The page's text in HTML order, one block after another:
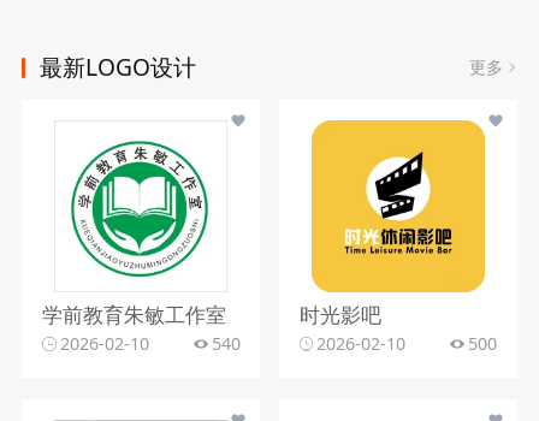
最新LOGO设计 更多
学前教育朱敏工作室
2026-02-10 540
时光影吧
2026-02-10 500